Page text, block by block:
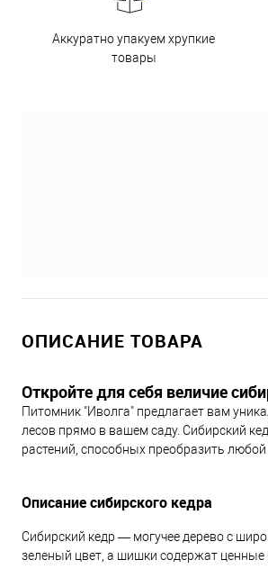
Аккуратно упакуем хрупкие
товары
ОПИСАНИЕ ТОВАРА
Откройте для себя величие
Питомник "Иволга" предлагает вам
лесов прямо в вашем саду. Сибирский
растений, способных преобразить
Описание сибирского кедра
Сибирский кедр — могучее дерево с
зеленый цвет, а шишки содержат